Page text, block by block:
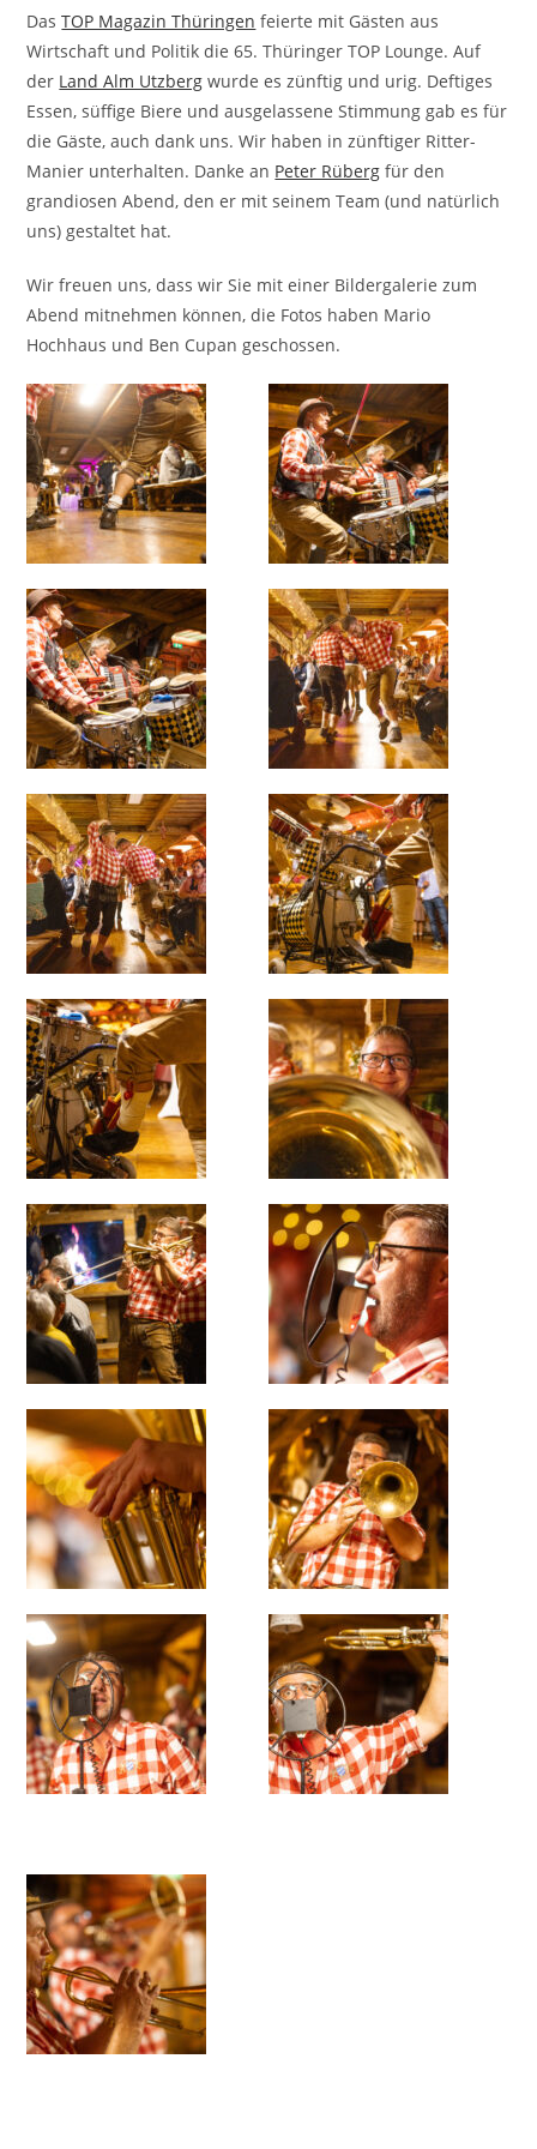
DasTOP Magazin Thüringen feierte mit Gästen aus
Wirtschaft und Politik die 65. Thüringer TOP Lounge. Auf
der Land Alm Utzberg wurde es zünftig und urig. Deftiges
Essen, süffige Biere und ausgelassene Stimmung gab es für
die Gäste, auch dank uns. Wir haben in zünftiger Ritter-
Manier unterhalten. Danke an Peter Rüberg für den
grandiosen Abend, den er mit seinem Team (und natürlich
uns) gestaltet hat.
Wir freuen uns, dass wir Sie mit einer Bildergalerie zum
Abend mitnehmen können, die Fotos haben Mario
Hochhaus und Ben Cupan geschossen.